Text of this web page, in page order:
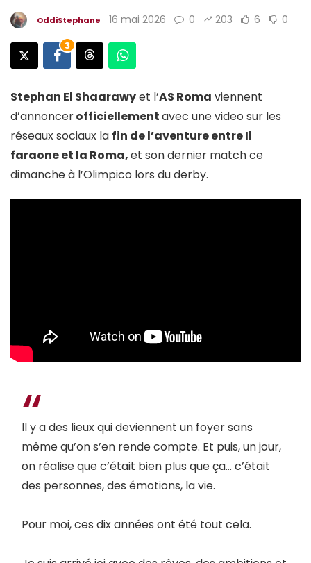
OddiStephane 16 mai 2026 0 203 6 0
3
Stephan El Shaarawyet l’AS Roma viennent
d’annoncerofficiellementavec une video sur les
réseaux sociaux la fin de l’aventure entre Il
faraone et la Roma,et son dernier match ce
dimanche à l’Olimpico lors du derby.
Il y a des lieux qui deviennent un foyer sans
même qu’on s’en rende compte. Et puis, un jour,
on réalise que c’était bien plus que ça… c’était
des personnes, des émotions, la vie.
Pour moi, ces dix années ont été tout cela.